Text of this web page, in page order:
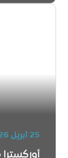
25 أبريل 2026